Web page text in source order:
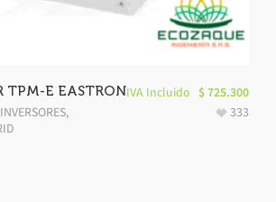
TPM-E EASTRON
,
IVA Incluido $725.300
333